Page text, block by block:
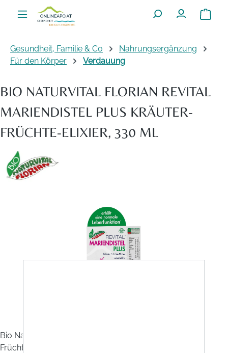
Zum Hauptinhalt springen
Gesundheit, Familie & Co
Nahrungsergänzung
Für den Körper
Verdauung
BIO NATURVITAL FLORIAN REVITAL
MARIENDISTEL PLUS KRÄUTER-
FRÜCHTE-ELIXIER, 330 ML
Bildergalerie überspringen
Bio Naturvital Florian Revital Mariendistel Plus Kräuter-
Früchte-Elixier ist ein alkoholfreies